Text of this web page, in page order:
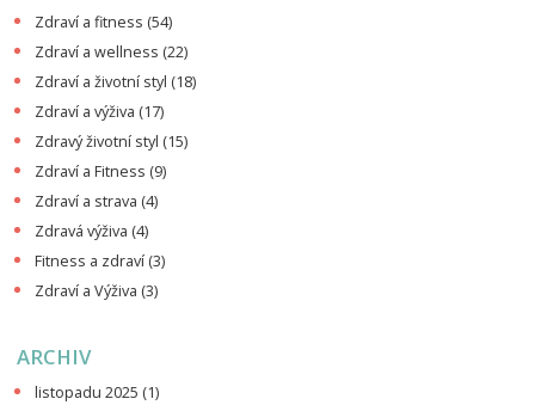
praktické tipy, jak zlepšit kvalitu svého odpočinku. Závěrem se
podíváme na to, jak můžete posílit svou mentální energii pomocí
meditace a mindfulness.
Zdraví a fitness (54)
Zdraví a wellness (22)
Zdraví a životní styl (18)
Zdraví a výživa (17)
Zdravý životní styl (15)
Zdraví a Fitness (9)
Zdraví a strava (4)
Zdravá výživa (4)
Fitness a zdraví (3)
Zdraví a Výživa (3)
ARCHIV
listopadu 2025 (1)